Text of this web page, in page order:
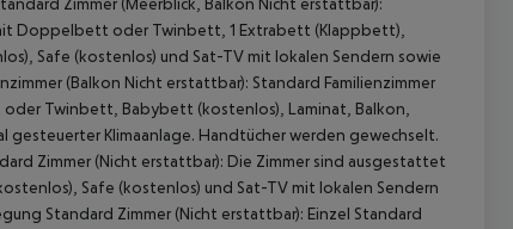
Doppelbett oder Twinbett, 1 Extrabett (Klappbett),
Safe (kostenlos) und Sat-TV mit lokalen Sendern sowie
(Balkon Nicht erstattbar): Standard Familienzimmer
Twinbett, Babybett (kostenlos), Laminat, Balkon,
Klimaanlage. Handtücher werden gewechselt.
Zimmer (Nicht erstattbar): Die Zimmer sind ausgestattet
Safe (kostenlos) und Sat-TV mit lokalen Sendern
Standard Zimmer (Nicht erstattbar): Einzel Standard